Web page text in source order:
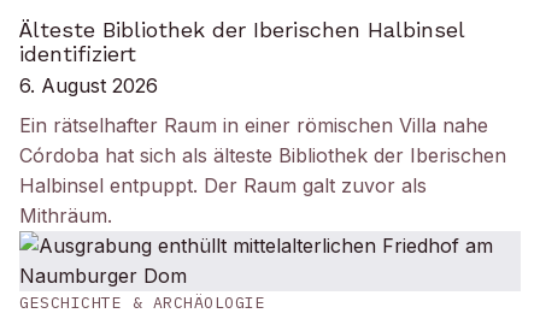
Älteste Bibliothek der Iberischen Halbinsel
identifiziert
6. August 2026
Ein rätselhafter Raum in einer römischen Villa nahe
Córdoba hat sich als älteste Bibliothek der Iberischen
Halbinsel entpuppt. Der Raum galt zuvor als
Mithräum.
GESCHICHTE & ARCHÄOLOGIE